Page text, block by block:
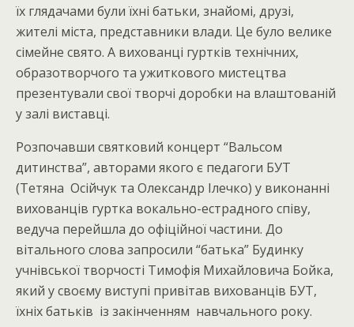
їх глядачами були їхні батьки, знайомі, друзі,
жителі міста, представники влади. Це було велике
сімейне свято. А вихованці гуртків технічних,
образотворчого та ужиткового мистецтва
презентували свої творчі доробки на влаштованій
у залі виставці.
Розпочавши святковий концерт “Вальсом
дитинства”, авторами якого є педагоги БУТ
(Тетяна Осійчук та Олександр Ілечко) у виконанні
вихованців гуртка вокально-естрадного співу,
ведуча перейшла до офіційної частини. До
вітального слова запросили “батька” Будинку
учнівської творчості Тимофія Михайловича Бойка,
який у своєму виступі привітав вихованців БУТ,
їхніх батьків із закінченням навчального року.